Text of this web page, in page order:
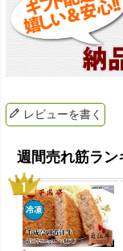
レビューを書く